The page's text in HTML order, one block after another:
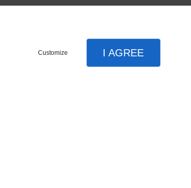
Customize I AGREE